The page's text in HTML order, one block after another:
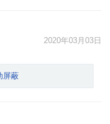
要嫌他做的不干
2020年03月03日
屏蔽